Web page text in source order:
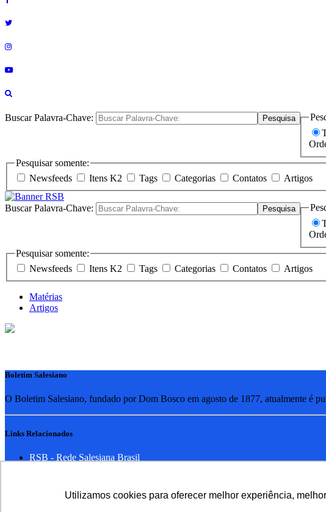
Utilizamos cookies para oferecer melhor experiência,
Buscar Palavra-Chave: Pesquisa
Pesquisar somente:
Newsfeeds
Itens K2 Tags Categorias Contatos Artigos
Buscar Palavra-Chave: Pesquisa
Pesquisar somente:
Newsfeeds
Itens K2 Tags Categorias Contatos Artigos
Matérias
Artigos
Boletim Salesiano
O Boletim Salesiano, fundado por Dom Bosco em agosto de 1877, atualmente é
Links Relacionados
RSB - Rede Salesiana Brasil